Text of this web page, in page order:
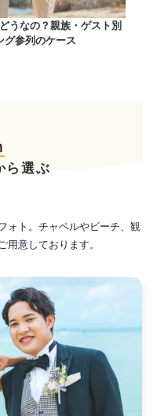
うなの？親族・ゲスト別
グ参列のケース
ら選ぶ
ォト。チャペルやビーチ、観
用意しております。